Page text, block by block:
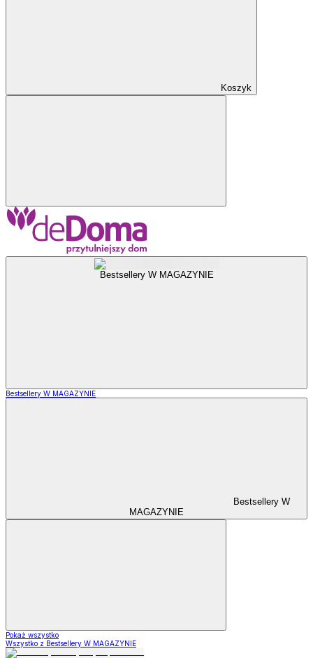
Koszyk
Bestsellery W MAGAZYNIE
Bestsellery W MAGAZYNIE
Bestsellery W
MAGAZYNIE
Pokaż wszystko
Wszystko z Bestsellery W MAGAZYNIE